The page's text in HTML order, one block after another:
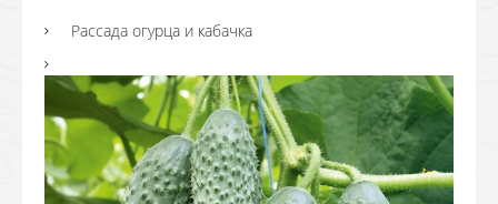
Рассада огурца и кабачка